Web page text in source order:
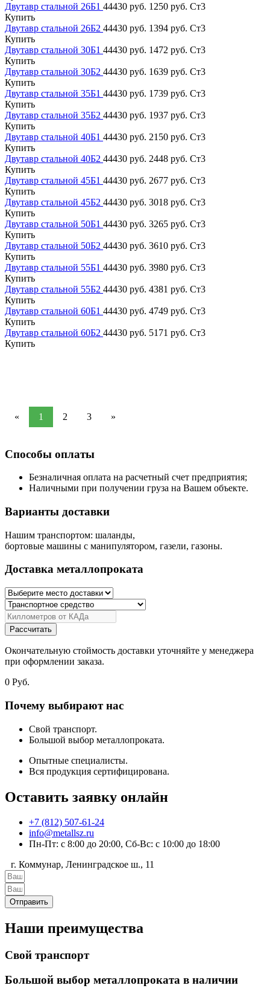
Двутавр стальной 26Б1 44430 руб. 1250 руб. Ст3
Купить
Двутавр стальной 26Б2 44430 руб. 1394 руб. Ст3
Купить
Двутавр стальной 30Б1 44430 руб. 1472 руб. Ст3
Купить
Двутавр стальной 30Б2 44430 руб. 1639 руб. Ст3
Купить
Двутавр стальной 35Б1 44430 руб. 1739 руб. Ст3
Купить
Двутавр стальной 35Б2 44430 руб. 1937 руб. Ст3
Купить
Двутавр стальной 40Б1 44430 руб. 2150 руб. Ст3
Купить
Двутавр стальной 40Б2 44430 руб. 2448 руб. Ст3
Купить
Двутавр стальной 45Б1 44430 руб. 2677 руб. Ст3
Купить
Двутавр стальной 45Б2 44430 руб. 3018 руб. Ст3
Купить
Двутавр стальной 50Б1 44430 руб. 3265 руб. Ст3
Купить
Двутавр стальной 50Б2 44430 руб. 3610 руб. Ст3
Купить
Двутавр стальной 55Б1 44430 руб. 3980 руб. Ст3
Купить
Двутавр стальной 55Б2 44430 руб. 4381 руб. Ст3
Купить
Двутавр стальной 60Б1 44430 руб. 4749 руб. Ст3
Купить
Двутавр стальной 60Б2 44430 руб. 5171 руб. Ст3
Купить
« 1 2 3 »
Способы оплаты
Безналичная оплата на расчетный счет предприятия;
Наличными при получении груза на Вашем объекте.
Варианты доставки
Нашим транспортом: шаланды,
бортовые машины с манипулятором, газели, газоны.
Доставка металлопроката
Рассчитать
Окончательную стоймость доставки уточняйте у менеджера
при оформлении заказа.
0 Руб.
Почему выбирают нас
Свой транспорт.
Большой выбор металлопроката.
Опытные специалисты.
Вся продукция сертифицирована.
Оставить заявку онлайн
+7 (812) 507-61-24
info@metallsz.ru
Пн-Пт: с 8:00 до 20:00, Сб-Вс: с 10:00 до 18:00
г. Коммунар, Ленинградское ш., 11
Отправить
Наши преимущества
Свой транспорт
Большой выбор металлопроката в наличии